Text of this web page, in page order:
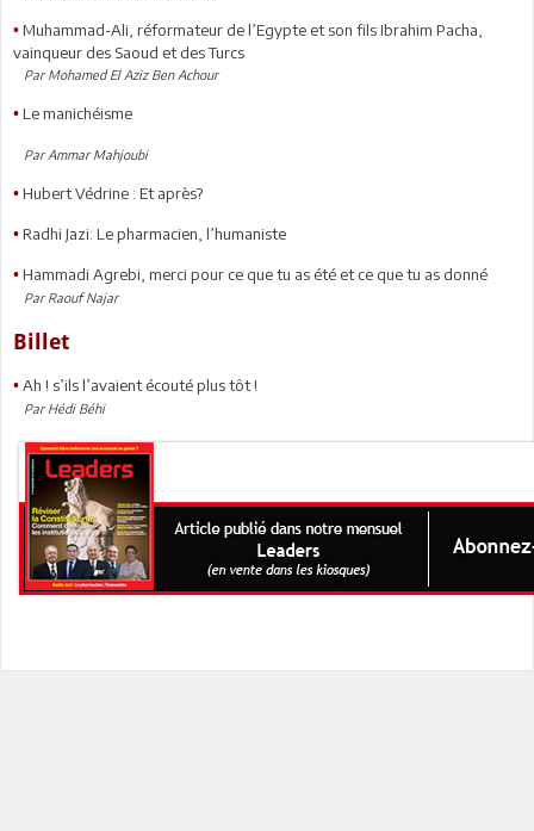
• Muhammad-Ali, réformateur de l’Egypte et son fils Ibrahim Pacha,
vainqueur des Saoud et des Turcs
Par Mohamed El Aziz Ben Achour
• Le manichéisme
Par Ammar Mahjoubi
• Hubert Védrine : Et après?
• Radhi Jazi: Le pharmacien, l’humaniste
• Hammadi Agrebi, merci pour ce que tu as été et ce que tu as donné
Par Raouf Najar
Billet
• Ah ! s’ils l’avaient écouté plus tôt !
Par Hédi Béhi